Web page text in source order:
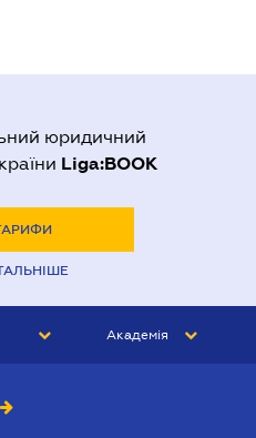
юридичний
Liga:BOOK
Академія